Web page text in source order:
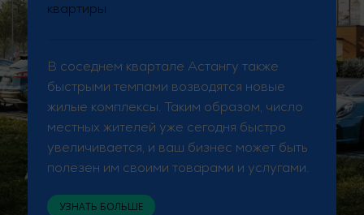
квартиры
В соседнем квартале Астангу также
быстрыми темпами возводятся новые
жилые комплексы. Таким образом, число
местных жителей уже сегодня быстро
увеличивается, и ваш бизнес может быть
полезен им своими товарами и услугами.
УЗНАТЬ БОЛЬШЕ